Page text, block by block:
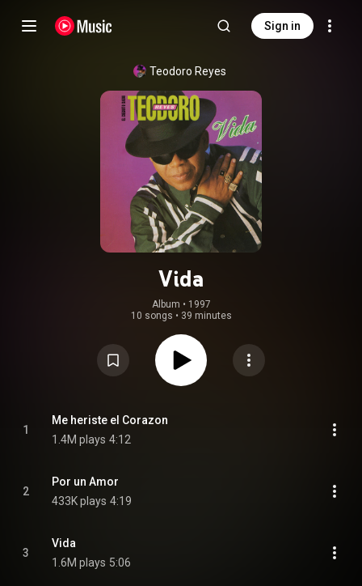
Sign in
Teodoro Reyes
Vida
Album • 1997
10 songs • 39 minutes
1
Me heriste el Corazon
1.4M plays 4:12
2
Por un Amor
433K plays 4:19
3
Vida
1.6M plays 5:06